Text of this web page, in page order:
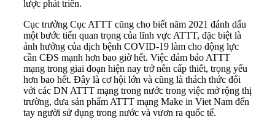
lược phát triển.
Cục trưởng Cục ATTT cũng cho biết năm 2021 đánh dấu
một bước tiến quan trọng của lĩnh vực ATTT, đặc biệt là
ảnh hưởng của dịch bệnh COVID-19 làm cho động lực
cần CĐS mạnh hơn bao giờ hết. Việc đảm bảo ATTT
mạng trong giai đoạn hiện nay trở nên cấp thiết, trọng yếu
hơn bao hết. Đây là cơ hội lớn và cũng là thách thức đối
với các DN ATTT mạng trong nước trong việc mở rộng thị
trường, đưa sản phẩm ATTT mạng Make in Viet Nam đến
tay người sử dụng trong nước và vươn ra quốc tế.